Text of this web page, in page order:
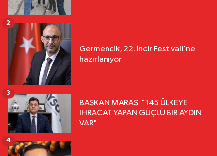
Germencik, 22. İncir Festivali'ne
hazırlanıyor
2
BAŞKAN MARAŞ: "145 ÜLKEYE
İHRACAT YAPAN GÜÇLÜ BİR AYDIN
VAR"
3
4